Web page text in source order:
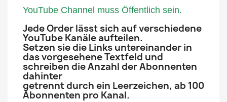
YouTube Channel muss Öffentlich sein.
Jede Order lässt sich auf verschiedene
YouTube Kanäle aufteilen.
Setzen sie die Links untereinander in
das vorgesehene Textfeld und
schreiben die Anzahl der Abonnenten
dahinter
getrennt durch ein Leerzeichen, ab 100
Abonnenten pro Kanal.